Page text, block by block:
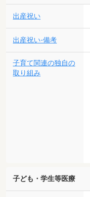
出産祝い
出産祝い-備考
子育て関連の独自の
取り組み
子ども・学生等医療